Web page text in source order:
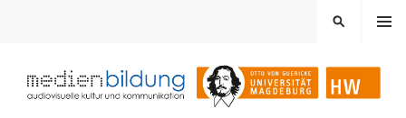
Audiovisuelle Kultur und Kommunikation
MENÜ
SUCHEN